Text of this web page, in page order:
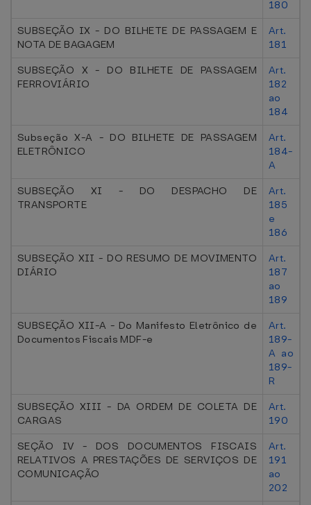
180
SUBSEÇÃO IX - DO BILHETE DE PASSAGEM E
NOTA DE BAGAGEM
Art.
181
SUBSEÇÃO X - DO BILHETE DE PASSAGEM
FERROVIÁRIO
Art.
182
ao
184
Subseção X-A - DO BILHETE DE PASSAGEM
ELETRÔNICO
Art.
184-
A
SUBSEÇÃO XI - DO DESPACHO DE
TRANSPORTE
Art.
185
e
186
SUBSEÇÃO XII - DO RESUMO DE MOVIMENTO
DIÁRIO
Art.
187
ao
189
SUBSEÇÃO XII-A - Do Manifesto Eletrônico de
Documentos Fiscais MDF-e
Art.
189-
A ao
189-
R
SUBSEÇÃO XIII - DA ORDEM DE COLETA DE
CARGAS
Art.
190
SEÇÃO IV - DOS DOCUMENTOS FISCAIS
RELATIVOS A PRESTAÇÕES DE SERVIÇOS DE
COMUNICAÇÃO
Art.
191
ao
202